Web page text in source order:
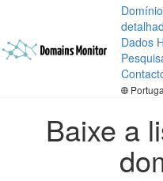
Dados
Baixe a